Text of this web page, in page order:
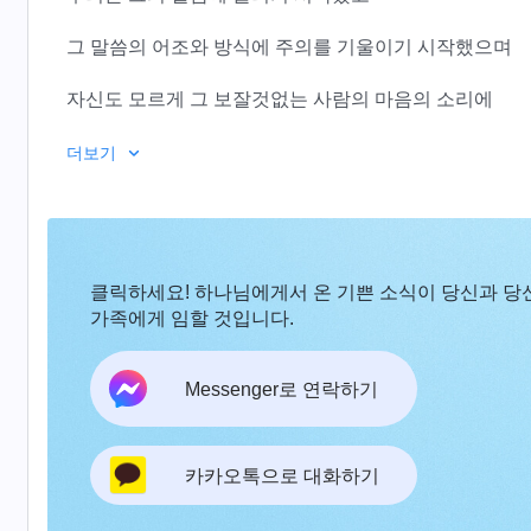
그 말씀의 어조와 방식에 주의를 기울이기 시작했으며
자신도 모르게 그 보잘것없는 사람의 마음의 소리에
관심을 가지기 시작했다
우리를 위해 탄식하고 우리를 위해 병으로 신음하셨다
또한 그는 우리의 종착지와 구원을 위해 굴욕을 견뎠으
우리의 무감각과 패역 때문에
마음에서 피와 눈물을 흘리셨다
더보기
클릭하세요! 하나님에게서 온 기쁜 소식이 당신과 당
가족에게 임할 것입니다.
Messenger로 연락하기
카카오톡으로 대화하기